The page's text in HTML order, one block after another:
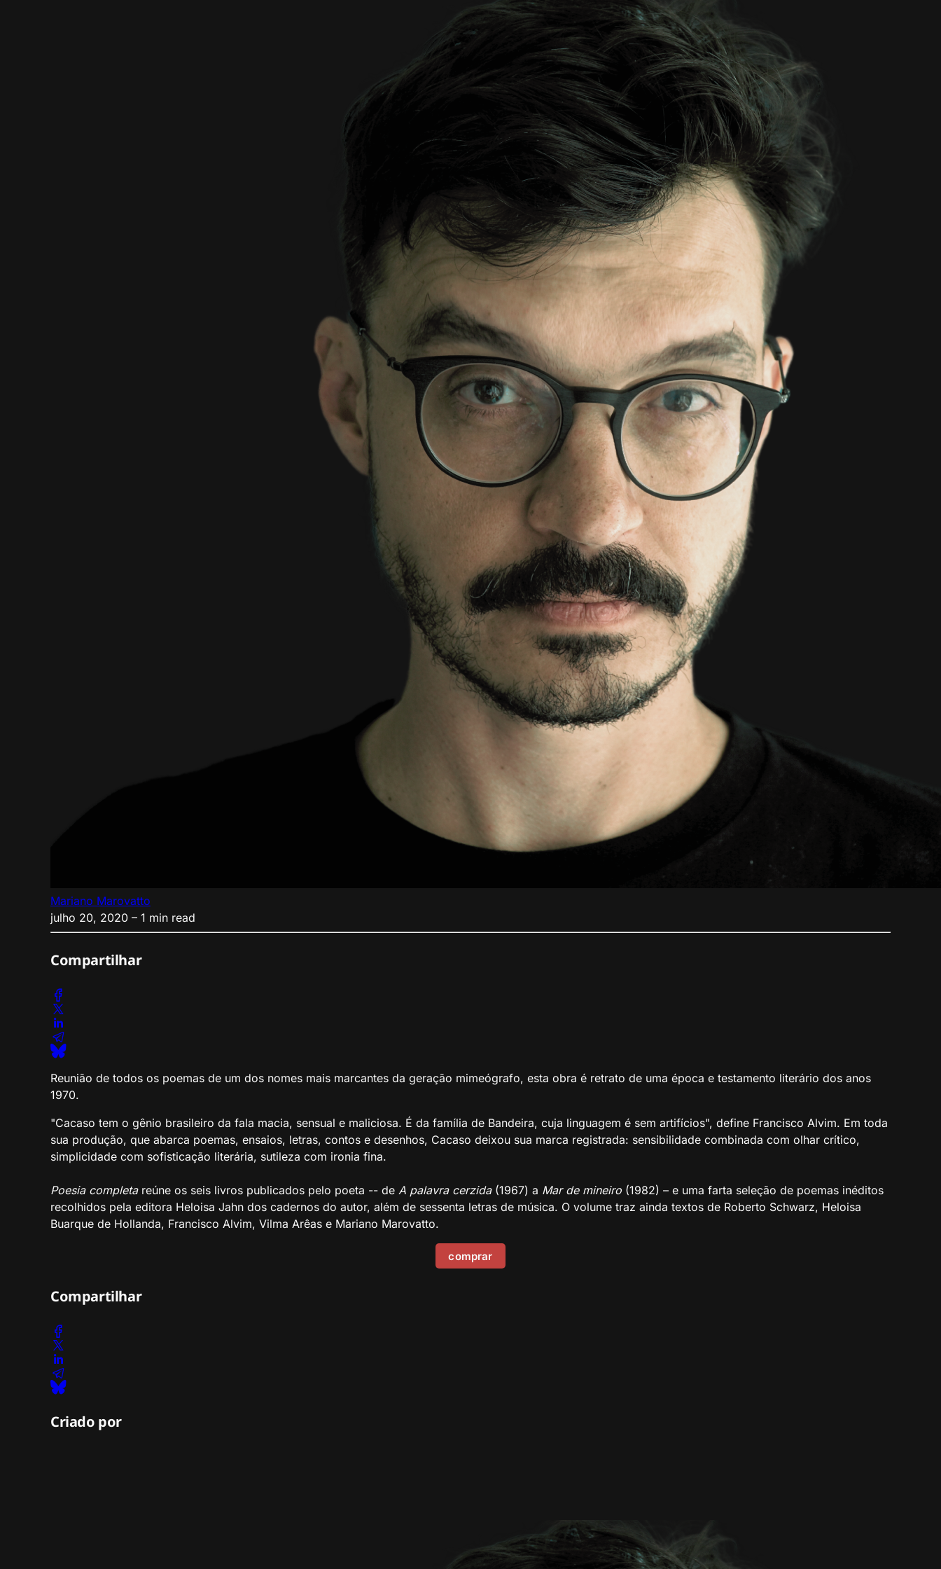
Mariano Marovatto
julho 20, 2020 – 1 min read
Compartilhar
Reunião de todos os poemas de um dos nomes mais marcantes da geração mimeógrafo, esta obra é retrato de uma época e testamento literário dos anos
1970.
"Cacaso tem o gênio brasileiro da fala macia, sensual e maliciosa. É da família de Bandeira, cuja linguagem é sem artifícios", define Francisco Alvim. Em toda
sua produção, que abarca poemas, ensaios, letras, contos e desenhos, Cacaso deixou sua marca registrada: sensibilidade combinada com olhar crítico,
simplicidade com sofisticação literária, sutileza com ironia fina.
Poesia completareúne os seis livros publicados pelo poeta -- de A palavra cerzida(1967) a Mar de mineiro (1982) – e uma farta seleção de poemas inéditos
recolhidos pela editora Heloisa Jahn dos cadernos do autor, além de sessenta letras de música. O volume traz ainda textos de Roberto Schwarz, Heloisa
Buarque de Hollanda, Francisco Alvim, Vilma Arêas e Mariano Marovatto.
comprar
Compartilhar
Criado por